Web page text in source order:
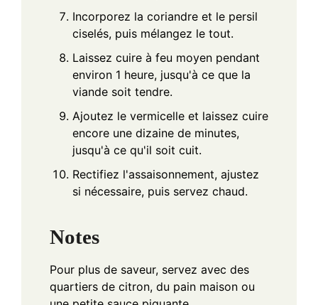
Incorporez la coriandre et le persil
ciselés, puis mélangez le tout.
Laissez cuire à feu moyen pendant
environ 1 heure, jusqu'à ce que la
viande soit tendre.
Ajoutez le vermicelle et laissez cuire
encore une dizaine de minutes,
jusqu'à ce qu'il soit cuit.
Rectifiez l'assaisonnement, ajustez
si nécessaire, puis servez chaud.
Notes
Pour plus de saveur, servez avec des
quartiers de citron, du pain maison ou